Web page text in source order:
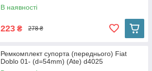
В наявності
223 ₴ 278 ₴
Ремкомплект супорта (переднього) Fiat
Doblo 01- (d=54mm) (Ate) d4025